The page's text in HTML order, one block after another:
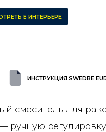
В ИНТЕРЬЕРЕ
ИНСТРУКЦИЯ SWEDBE
смеситель для
ручную